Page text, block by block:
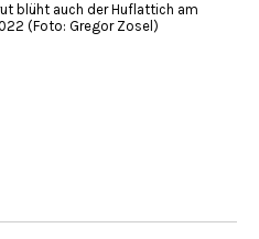
blüht auch der Huflattich am
(Foto: Gregor Zosel)